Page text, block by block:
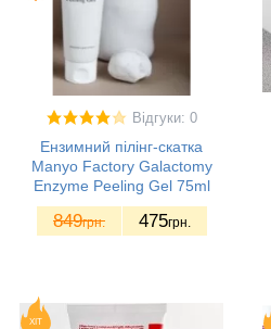
Відгуки: 0
Ензимний пілінг-скатка
Manyo Factory Galactomy
Enzyme Peeling Gel 75ml
849грн. 475грн.
ХІТ